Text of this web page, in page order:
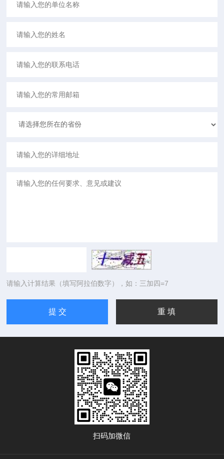
请输入计算结果（填写阿拉伯数字），如：三加四=7
扫码加微信